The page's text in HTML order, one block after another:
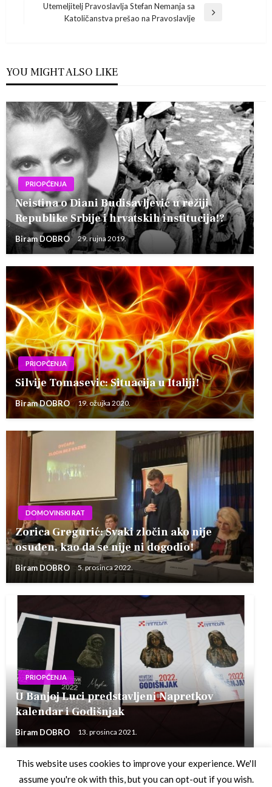
objava
Utemeljitelj Pravoslavlja Stefan Nemanja sa
Katoličanstva prešao na Pravoslavlje
YOU MIGHT ALSO LIKE
PRIOPĆENJA
Neistina o Diani Budisavljević u režiji
Republike Srbije i hrvatskih institucija!?
Biram DOBRO 29. rujna 2019.
PRIOPĆENJA
Silvije Tomasevic: Situacija u Italiji!
Biram DOBRO 19. ožujka 2020.
DOMOVINSKI RAT
Zorica Gregurić: Svaki zločin ako nije
osuđen, kao da se nije ni dogodio!
Biram DOBRO 5. prosinca 2022.
PRIOPĆENJA
U Banjoj Luci predstavljeni Napretkov
kalendar i Godišnjak
Biram DOBRO 13. prosinca 2021.
This website uses cookies to improve your experience. We'll
assume you're ok with this, but you can opt-out if you wish.